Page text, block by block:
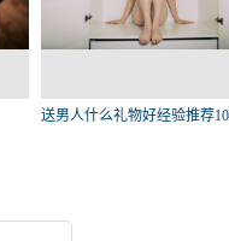
送男人什么礼物好经验推荐